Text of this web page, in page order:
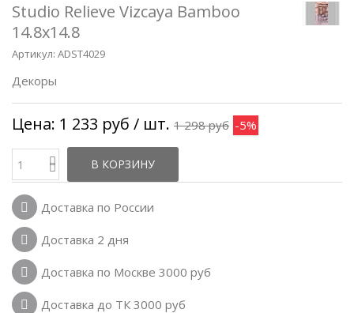
Studio Relieve Vizcaya Bamboo
14.8x14.8
Артикул: ADST4029
Декоры
Цена: 1 233 руб / шт. 1 298 руб -5%
В КОРЗИНУ
Доставка по России
Доставка 2 дня
Доставка по Москве 3000 руб
Доставка до ТК 3000 руб